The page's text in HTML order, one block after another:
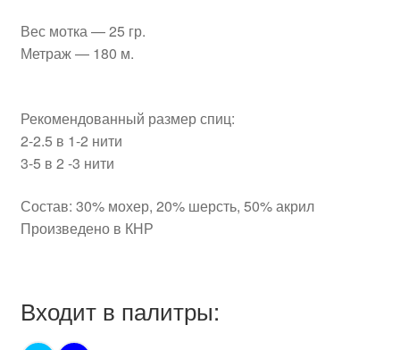
Вес мотка — 25 гр.
Метраж — 180 м.
Рекомендованный размер спиц:
2-2.5 в 1-2 нити
3-5 в 2 -3 нити
Состав: 30% мохер, 20% шерсть, 50% акрил
Произведено в КНР
Входит в палитры: